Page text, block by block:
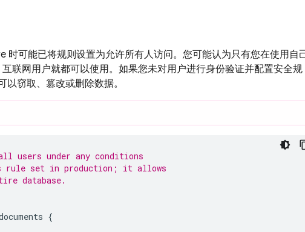
时可能已将规则设置为允许所有人访问。您可能认为只有您在使用自
联网用户就都可以使用。如果您未对用户进行身份验证并配置安全规
窃取、篡改或删除数据。
users under any conditions
rule set in production; it allows
database.
{